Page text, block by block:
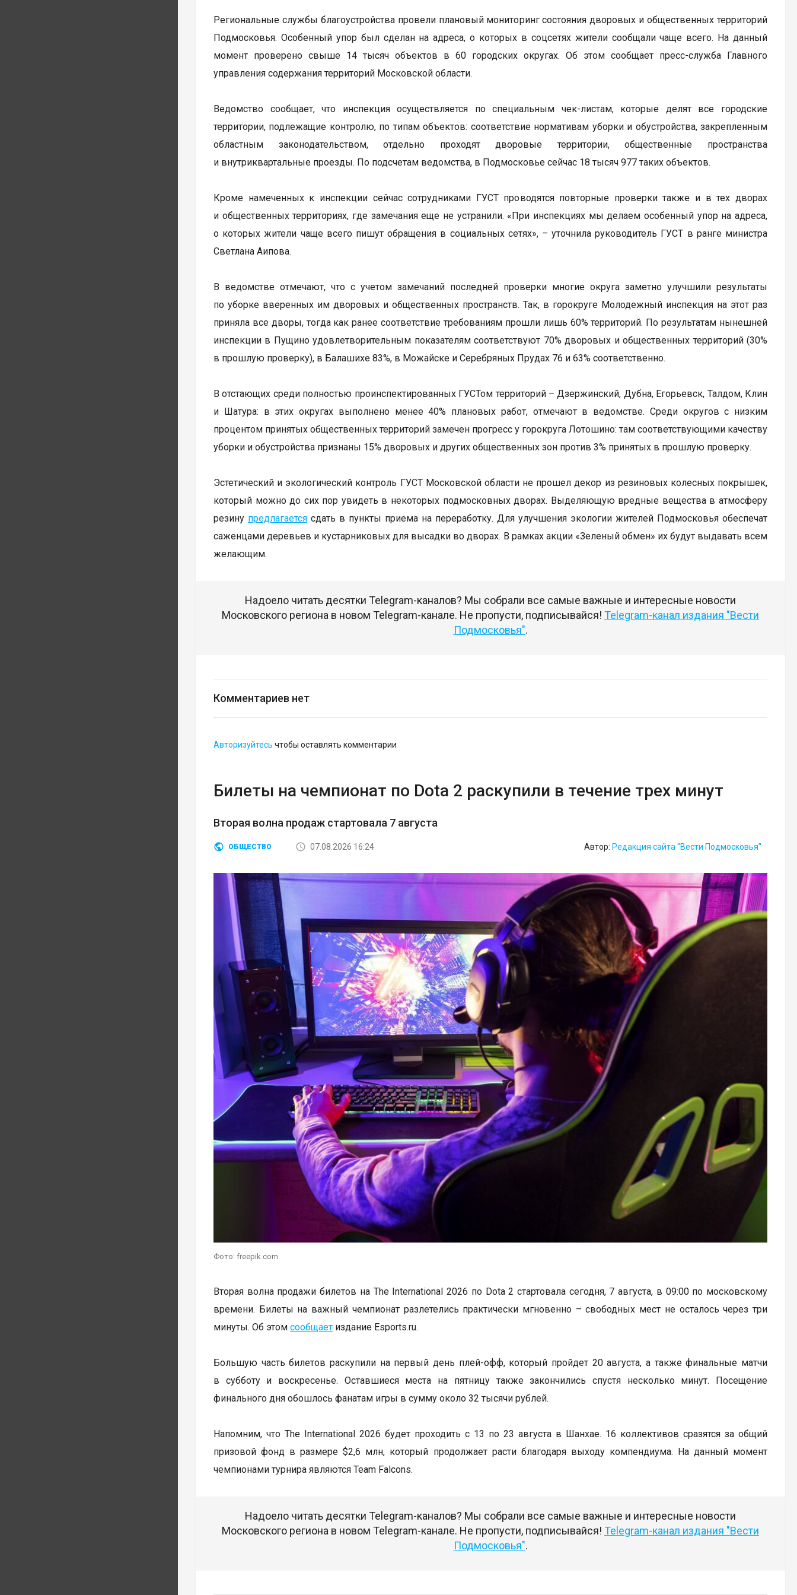
Региональные службы благоустройства провели плановый мониторинг состояния дворовых и общественных территорий
Подмосковья. Особенный упор был сделан на адреса, о которых в соцсетях жители сообщали чаще всего. На данный
момент проверено свыше 14 тысяч объектов в 60 городских округах. Об этом сообщает пресс-служба Главного
управления содержания территорий Московской области.
Ведомство сообщает, что инспекция осуществляется по специальным чек-листам, которые делят все городские
территории, подлежащие контролю, по типам объектов: соответствие нормативам уборки и обустройства, закрепленным
областным законодательством, отдельно проходят дворовые территории, общественные пространства
и внутриквартальные проезды. По подсчетам ведомства, в Подмосковье сейчас 18 тысяч 977 таких объектов.
Кроме намеченных к инспекции сейчас сотрудниками ГУСТ проводятся повторные проверки также и в тех дворах
и общественных территориях, где замечания еще не устранили. «При инспекциях мы делаем особенный упор на адреса,
о которых жители чаще всего пишут обращения в социальных сетях», – уточнила руководитель ГУСТ в ранге министра
Светлана Аипова.
В ведомстве отмечают, что с учетом замечаний последней проверки многие округа заметно улучшили результаты
по уборке вверенных им дворовых и общественных пространств. Так, в горокруге Молодежный инспекция на этот раз
приняла все дворы, тогда как ранее соответствие требованиям прошли лишь 60% территорий. По результатам нынешней
инспекции в Пущино удовлетворительным показателям соответствуют 70% дворовых и общественных территорий (30%
в прошлую проверку), в Балашихе 83%, в Можайске и Серебряных Прудах 76 и 63% соответственно.
В отстающих среди полностью проинспектированных ГУСТом территорий – Дзержинский, Дубна, Егорьевск, Талдом, Клин
и Шатура: в этих округах выполнено менее 40% плановых работ, отмечают в ведомстве. Среди округов с низким
процентом принятых общественных территорий замечен прогресс у горокруга Лотошино: там соответствующими качеству
уборки и обустройства признаны 15% дворовых и других общественных зон против 3% принятых в прошлую проверку.
Эстетический и экологический контроль ГУСТ Московской области не прошел декор из резиновых колесных покрышек,
который можно до сих пор увидеть в некоторых подмосковных дворах. Выделяющую вредные вещества в атмосферу
резину предлагается сдать в пункты приема на переработку. Для улучшения экологии жителей Подмосковья обеспечат
саженцами деревьев и кустарниковых для высадки во дворах. В рамках акции «Зеленый обмен» их будут выдавать всем
желающим.
Надоело читать десятки Telegram-каналов? Мы собрали все самые важные и интересные новости
Московского региона в новом Telegram-канале. Не пропусти, подписывайся! Telegram-канал издания "Вести
Подмосковья".
Комментариев нет
Авторизуйтесь чтобы оставлять комментарии
Билеты на чемпионат по Dota 2 раскупили в течение трех минут
Вторая волна продаж стартовала 7 августа
ОБЩЕСТВО 07.08.2026 16:24 Автор: Редакция сайта "Вести Подмосковья"
Фото: freepik.com
Вторая волна продажи билетов на The International 2026 по Dota 2 стартовала сегодня, 7 августа, в 09:00 по московскому
времени. Билеты на важный чемпионат разлетелись практически мгновенно – свободных мест не осталось через три
минуты. Об этом сообщает издание Esports.ru.
Большую часть билетов раскупили на первый день плей-офф, который пройдет 20 августа, а также финальные матчи
в субботу и воскресенье. Оставшиеся места на пятницу также закончились спустя несколько минут. Посещение
финального дня обошлось фанатам игры в сумму около 32 тысячи рублей.
Напомним, что The International 2026 будет проходить с 13 по 23 августа в Шанхае. 16 коллективов сразятся за общий
призовой фонд в размере $2,6 млн, который продолжает расти благодаря выходу компендиума. На данный момент
чемпионами турнира являются Team Falcons.
Надоело читать десятки Telegram-каналов? Мы собрали все самые важные и интересные новости
Московского региона в новом Telegram-канале. Не пропусти, подписывайся! Telegram-канал издания "Вести
Подмосковья".